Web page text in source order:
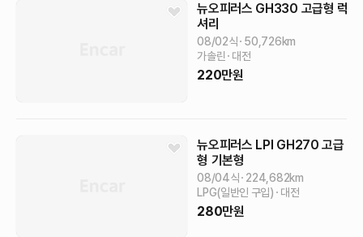
뉴오피러스 GH330 고급형 럭
셔리
08/02식 50,726km
가솔린
대전
220만원
뉴오피러스 LPI GH270 고급
형 기본형
08/04식 224,682km
LPG(일반인 구입)
대전
280만원